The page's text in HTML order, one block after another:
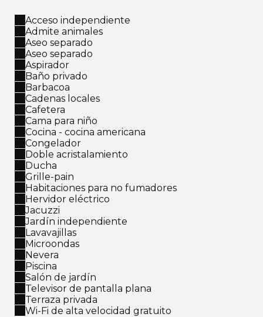
Acceso independiente
Admite animales
Aseo separado
Aseo separado
Aspirador
Baño privado
Barbacoa
Cadenas locales
Cafetera
Cama para niño
Cocina - cocina americana
Congelador
Doble acristalamiento
Ducha
Grille-pain
Habitaciones para no fumadores
Hervidor eléctrico
Jacuzzi
Jardín independiente
Lavavajillas
Microondas
Nevera
Piscina
Salón de jardín
Televisor de pantalla plana
Terraza privada
Wi-Fi de alta velocidad gratuito